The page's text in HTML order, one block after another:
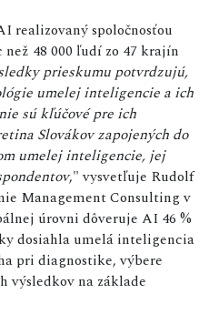
realizovaný spoločnosťou
48 000 ľudí zo 47 krajín
prieskumu potvrdzujú,
umelej inteligencie a ich
sú kľúčové pre ich
Slovákov zapojených do
umelej inteligencie, jej
," vysvetľuje Rudolf
Management Consulting v
úrovni dôveruje AI 46 %
dosiahla umelá inteligencia
pri diagnostike, výbere
výsledkov na základe